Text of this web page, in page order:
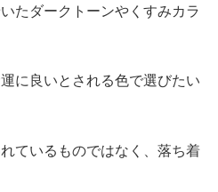
たダークトーンやくすみカラ
に良いとされる色で選びたい
ているものではなく、落ち着